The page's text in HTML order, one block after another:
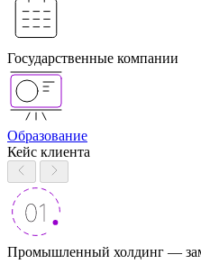
Государственные компании
Образование
Кейс клиента
Промышленный холдинг —